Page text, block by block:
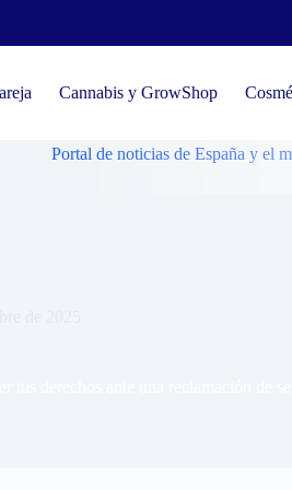
Cannabis y GrowShop
de noticias de España y el mundo,